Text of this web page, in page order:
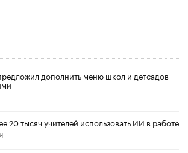
дополнить меню школ и детсадов
20 тысяч учителей использовать ИИ в работе